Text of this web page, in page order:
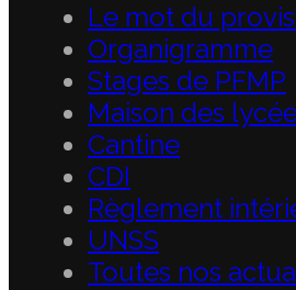
Le mot du
Organigramme
Stages de PFMP
Maison des
Cantine
CDI
Règlement
UNSS
Toutes nos